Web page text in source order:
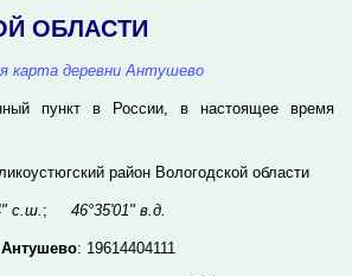
ОБЛАСТИ
карта деревни Антушево
пункт в России, в настоящее время
район Вологодской области
с.ш. ; 46°35'01" в.д.
: 19614404111